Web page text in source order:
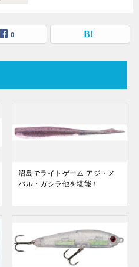
0
沼島でライトゲーム アジ・メ
バル・ガシラ他を堪能！